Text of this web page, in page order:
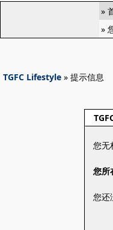
»
»
TGFC Lifestyle » 提示信息
您无
您所
您还